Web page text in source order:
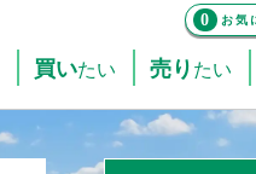
買いたい 売り たい
0 お気